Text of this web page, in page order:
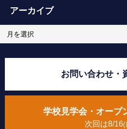
アーカイブ
お問い合わせ・
学校見学会・オープ
次回は8/16